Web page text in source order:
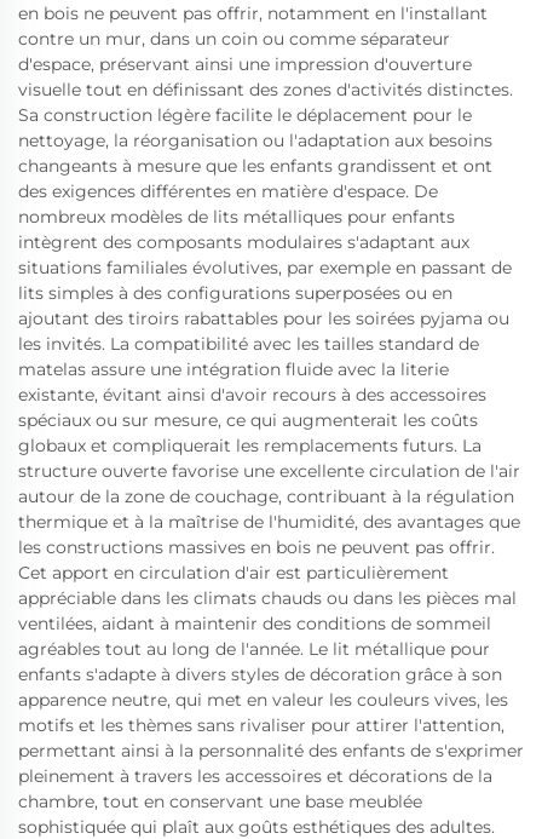
en bois ne peuvent pas offrir, notamment en l'installant
contre un mur, dans un coin ou comme séparateur
d'espace, préservant ainsi une impression d'ouverture
visuelle tout en définissant des zones d'activités distinctes.
Sa construction légère facilite le déplacement pour le
nettoyage, la réorganisation ou l'adaptation aux besoins
changeants à mesure que les enfants grandissent et ont
des exigences différentes en matière d'espace. De
nombreux modèles de lits métalliques pour enfants
intègrent des composants modulaires s'adaptant aux
situations familiales évolutives, par exemple en passant de
lits simples à des configurations superposées ou en
ajoutant des tiroirs rabattables pour les soirées pyjama ou
les invités. La compatibilité avec les tailles standard de
matelas assure une intégration fluide avec la literie
existante, évitant ainsi d'avoir recours à des accessoires
spéciaux ou sur mesure, ce qui augmenterait les coûts
globaux et compliquerait les remplacements futurs. La
structure ouverte favorise une excellente circulation de l'air
autour de la zone de couchage, contribuant à la régulation
thermique et à la maîtrise de l'humidité, des avantages que
les constructions massives en bois ne peuvent pas offrir.
Cet apport en circulation d'air est particulièrement
appréciable dans les climats chauds ou dans les pièces mal
ventilées, aidant à maintenir des conditions de sommeil
agréables tout au long de l'année. Le lit métallique pour
enfants s'adapte à divers styles de décoration grâce à son
apparence neutre, qui met en valeur les couleurs vives, les
motifs et les thèmes sans rivaliser pour attirer l'attention,
permettant ainsi à la personnalité des enfants de s'exprimer
pleinement à travers les accessoires et décorations de la
chambre, tout en conservant une base meublée
sophistiquée qui plaît aux goûts esthétiques des adultes.